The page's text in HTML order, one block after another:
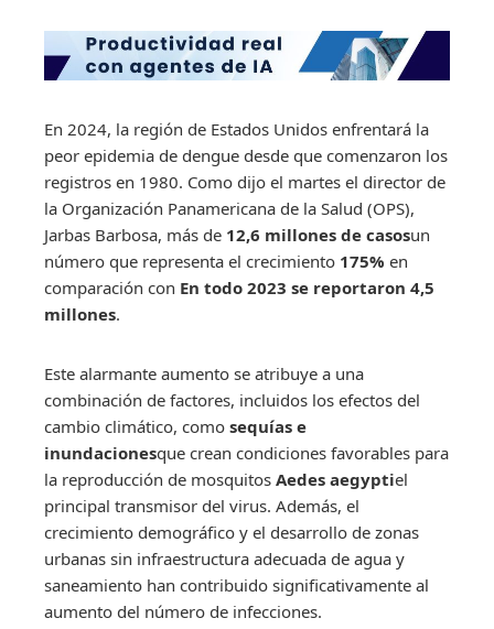
En 2024, la región de Estados Unidos enfrentará la
peor epidemia de dengue desde que comenzaron los
registros en 1980. Como dijo el martes el director de
la Organización Panamericana de la Salud (OPS),
Jarbas Barbosa, más de 12,6 millones de casosun
número que representa el crecimiento 175% en
comparación con En todo 2023 se reportaron 4,5
millones.
Este alarmante aumento se atribuye a una
combinación de factores, incluidos los efectos del
cambio climático, como sequías e
inundacionesque crean condiciones favorables para
la reproducción de mosquitos Aedes aegyptiel
principal transmisor del virus. Además, el
crecimiento demográfico y el desarrollo de zonas
urbanas sin infraestructura adecuada de agua y
saneamiento han contribuido significativamente al
aumento del número de infecciones.